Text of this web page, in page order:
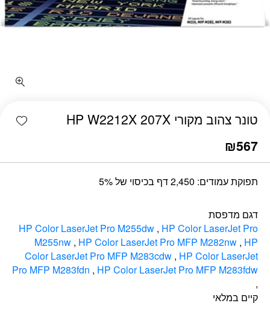
טונר צהוב מקורי HP W2212X 207X
₪567
תפוקת עמודים: 2,450 דף בכיסוי של 5%
דגם מדפסת
HP Color LaserJet Pro M255dw , HP Color LaserJet Pro
M255nw , HP Color LaserJet Pro MFP M282nw , HP
Color LaserJet Pro MFP M283cdw , HP Color LaserJet
Pro MFP M283fdn , HP Color LaserJet Pro MFP M283fdw
,
קיים במלאי